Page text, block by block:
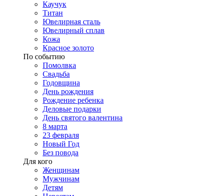
Каучук
Титан
Ювелирная сталь
Ювелирный сплав
Кожа
Красное золото
По событию
Помолвка
Свадьба
Годовщина
День рождения
Рождение ребенка
Деловые подарки
День святого валентина
8 марта
23 февраля
Новый Год
Без повода
Для кого
Женщинам
Мужчинам
Детям